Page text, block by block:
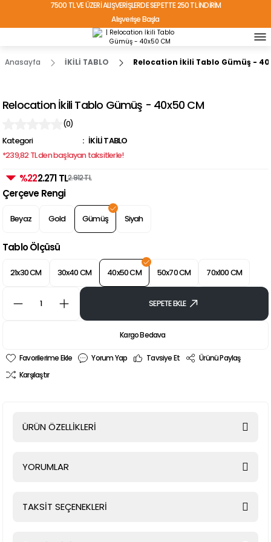
7500 TL VE ÜZERİ ALIŞVERİŞLERDE SEPETTE 250 TL İNDİRİM
Alışverişe Başla
TÜRKİYE'NİN HER YERİNE ÜCRETSİZ KARGO!
Anasayfa İKİLİ TABLO Relocation İkili Tablo Gümüş -
Relocation İkili Tablo Gümüş - 40x50 CM
(0)
Kategori
İKİLİ TABLO
*239,82 TL den başlayan taksitlerle!
%222.271 TL2.912 TL
Çerçeve Rengi
Beyaz Gold Gümüş Siyah
Tablo Ölçüsü
21x30 CM 30x40 CM 40x50 CM 50x70 CM 70x100 CM
SEPETE EKLE
Kargo Bedava
Yorum Yap Tavsiye Et
Ürünü Paylaş
Karşılaştır
ÜRÜN ÖZELLİKLERİ
YORUMLAR
TAKSİT SEÇENEKLERİ